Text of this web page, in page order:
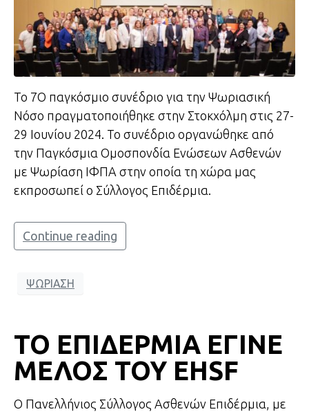
Το 7Ο παγκόσμιο συνέδριο για την Ψωριασική
Νόσο πραγματοποιήθηκε στην Στοκχόλμη στις 27-
29 Ιουνίου 2024. Το συνέδριο οργανώθηκε από
την Παγκόσμια Ομοσπονδία Ενώσεων Ασθενών
με Ψωρίαση ΙΦΠΑ στην οποία τη χώρα μας
εκπροσωπεί ο Σύλλογος Επιδέρμια.
Continue reading
ΨΩΡΙΑΣΗ
ΤΟ ΕΠΙΔΕΡΜΙΑ ΕΓΙΝΕ
ΜΕΛΟΣ ΤΟΥ EHSF
Ο Πανελλήνιος Σύλλογος Ασθενών Επιδέρμια, με